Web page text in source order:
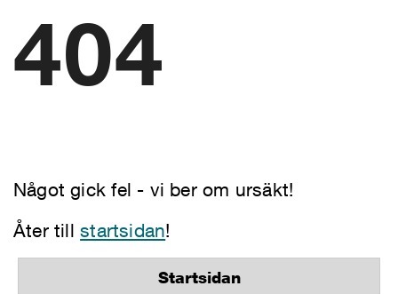
404
Något gick fel - vi ber om ursäkt!
Åter tillstartsidan!
Startsidan